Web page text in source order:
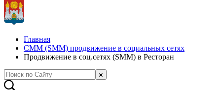
Главная
СММ (SMM) продвижение в социальных сетях
Продвижение в соц.сетях (SMM) в Ресторан